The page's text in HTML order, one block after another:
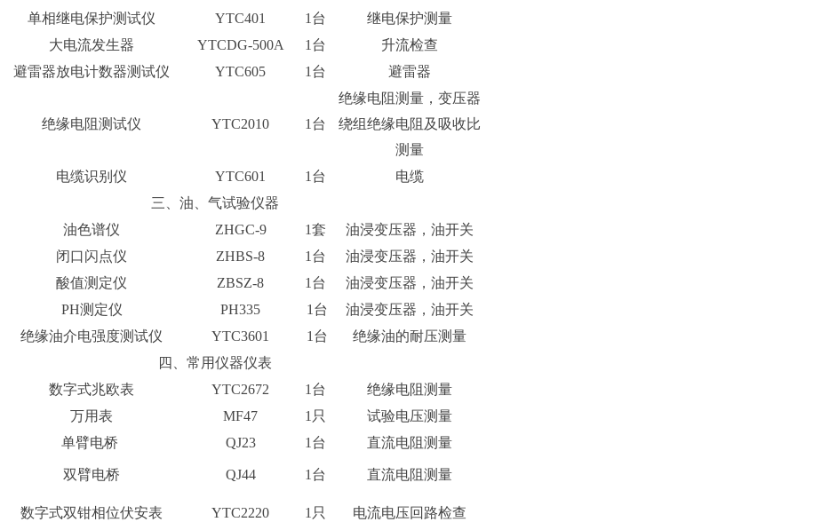
单相继电保护测试仪 YTC401 1台
继电保护测量
大电流发生器 YTCDG-500A 1台
升流检查
避雷器放电计数器测试仪 YTC605 1台 避雷器
绝缘电阻测试仪 YTC2010 1台
绝缘电阻测量，变压器
绕组绝缘电阻及吸收比
测量
电缆识别仪 YTC601 1台
电缆
三、油、气试验仪器
油色谱仪 ZHGC-9 1套
油浸变压器，油开关
闭口闪点仪 ZHBS-8 1台
油浸变压器，油开关
酸值测定仪 ZBSZ-8 1台
油浸变压器，油开关
PH测定仪 PH335 1台
油浸变压器，油开关
绝缘油介电强度测试仪 YTC3601 1台
绝缘油的耐压测量
四、常用仪器仪表
数字式兆欧表 YTC2672 1台
绝缘电阻测量
万用表 MF47 1只
试验电压测量
单臂电桥 QJ23 1台 直流电阻测量
双臂电桥 QJ44 1台 直流电阻测量
数字式双钳相位伏安表 YTC2220 1只 电流电压回路检查